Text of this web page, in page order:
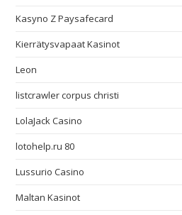
Kasyno Z Paysafecard
Kierrätysvapaat Kasinot
Leon
listcrawler corpus christi
LolaJack Casino
lotohelp.ru 80
Lussurio Casino
Maltan Kasinot